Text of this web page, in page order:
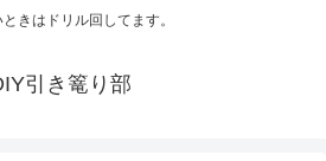
きはドリル回してます。
引き篭り部